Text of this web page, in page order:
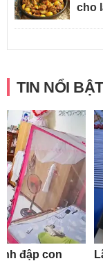
cho
TIN NỔI
đập con